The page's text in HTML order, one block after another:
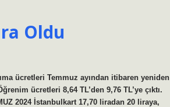
Oldu
ücretleri Temmuz ayından itibaren yeniden
ücretleri 8,64 TL’den 9,76 TL’ye çıktı.
2024 İstanbulkart 17,70 liradan 20 liraya,